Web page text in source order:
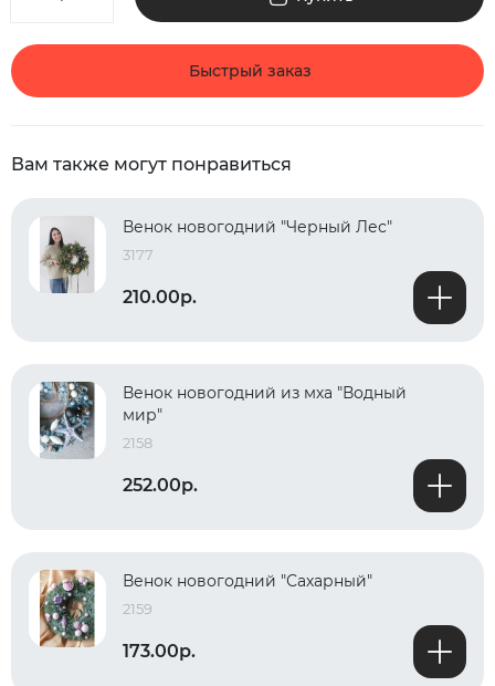
Быстрый заказ
Вам также могут понравиться
Венок новогодний "Черный Лес"
3177
210.00р.
Венок новогодний из мха "Водный
мир"
2158
252.00р.
Венок новогодний "Сахарный"
2159
173.00р.